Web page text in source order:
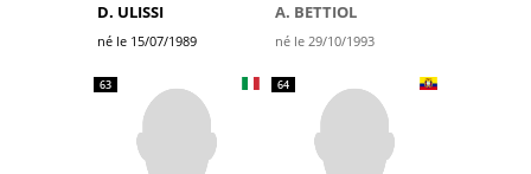
D. ULISSI
né le 15/07/1989
A. BETTIOL
né le 29/10/1993
63 64